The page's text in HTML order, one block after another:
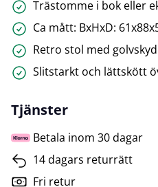
Trästomme i bok eller
Ca mått: BxHxD:
Retro stol med
Slitstarkt och lättskött
Tjänster
Betala inom 30 dagar
14 dagars returrätt
Fri retur